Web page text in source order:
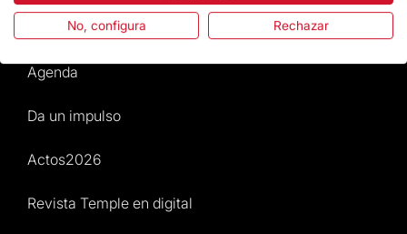
Noticias y Actualidad
Agenda
Da un impulso
Actos2026
Revista Temple en digital
No, configura Rechazar